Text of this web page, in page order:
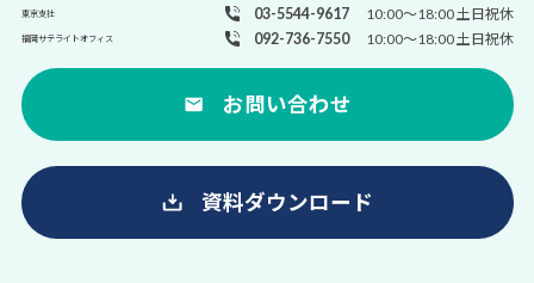
東京支社 03-5544-9617 10:00～18:00 土日祝休
福岡サテライトオフィス 092-736-7550 10:00～18:00 土日祝休
お問い合わせ
資料ダウンロード